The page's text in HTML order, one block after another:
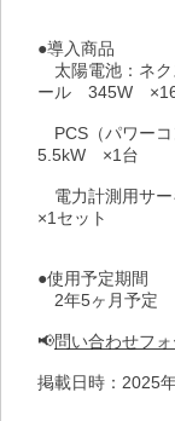
●導入商品
太陽電池：ネク
ール　345W　
PCS（パワーコ
5.5kW　×1台
電力計測用サ
×1セット
●使用予定期間
2年5ヶ月予定
📢問い合わせフ
掲載日時：2025